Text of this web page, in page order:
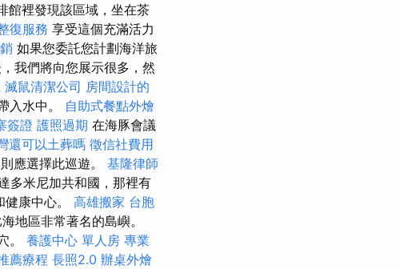
館裡發現該區域，坐在茶
復服務 享受這個充滿活力
如果您委託您計劃海洋旅
我們將向您展示很多，然
滅鼠清潔公司 房間設計的
入水中。
自助式餐點外燴
簽證 護照過期 在海豚會議
還可以土葬嗎 徵信社費用
應選擇此巡遊。 基隆律師
多米尼加共和國，那裡有
康中心。 高雄搬家 台胞
地區非常著名的島嶼。
。 養護中心 單人房 專業
薦療程 長照2.0 辦桌外燴